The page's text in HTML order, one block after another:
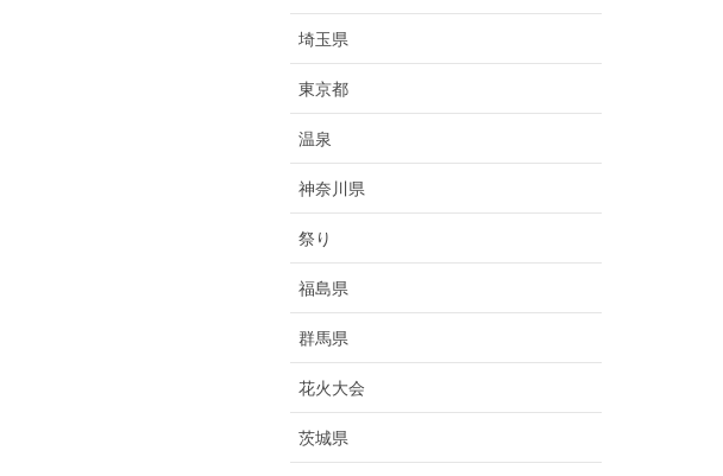
埼玉県
東京都
温泉
神奈川県
祭り
福島県
群馬県
花火大会
茨城県